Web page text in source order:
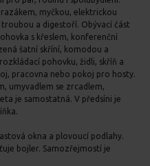
myčkou, elektrickou
a digestoří. Obývací část
s křeslem, konferenční
šatní skříní, komodou a
pohovku, židli, skříň a
pracovna nebo pokoj pro hosty.
umyvadlem se zrcadlem,
je samostatná. V předsíni je
okna a plovoucí podlahy.
bojler. Samozřejmostí je